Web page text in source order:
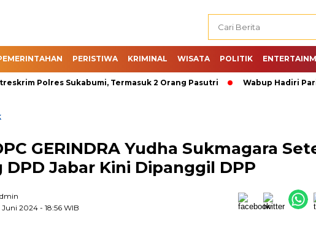
PERISTIWA KRIMINAL WISATA POLITIK
Polres Sukabumi, Termasuk 2 Orang Pasutri Wabup Hadiri
GERINDRA Yudha Sukmagara
DPD Jabar Kini Dipanggil DPP
Juni 2024- 18:56 WIB